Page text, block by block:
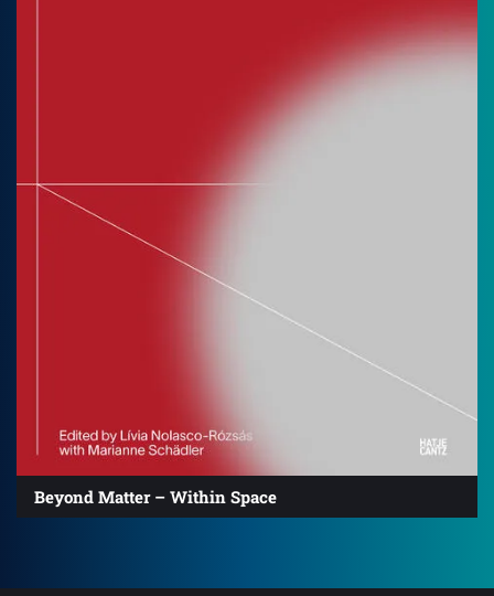
Beyond Matter – Within Space